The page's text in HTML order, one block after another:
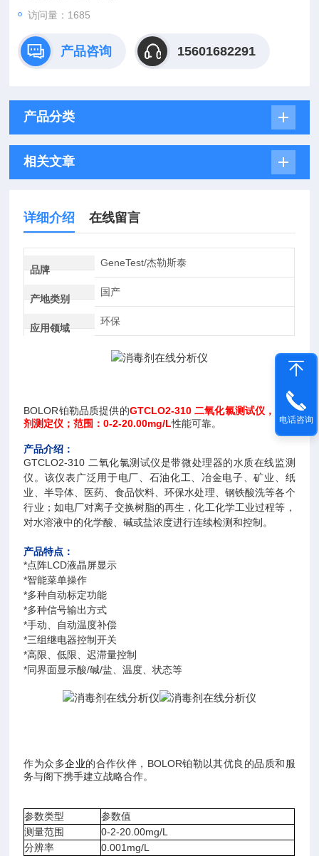
访问量：1685
产品咨询 15601682291
产品分类
相关文章
详细介绍 在线留言
品牌
GeneTest/杰勒斯泰
产地类别
国产
应用领域
环保
BOLOR铂勒品质提供的GTCLO2-310 二氧化氯测试仪，消毒
剂测定仪；范围：0-2-20.00mg/L性能可靠。
产品介绍：
GTCLO2-310 二氧化氯测试仪是带微处理器的水质在线监测
仪。该仪表广泛用于电厂、石油化工、冶金电子、矿业、纸
业、半导体、医药、食品饮料、环保水处理、钢铁酸洗等各个
行业；如电厂对离子交换树脂的再生，化工化学工业过程等，
对水溶液中的化学酸、碱或盐浓度进行连续检测和控制。
产品特点：
*点阵LCD液晶屏显示
*智能菜单操作
*多种自动标定功能
*多种信号输出方式
*手动、自动温度补偿
*三组继电器控制开关
*高限、低限、迟滞量控制
*同界面显示酸/碱/盐、温度、状态等
作为众多企业的合作伙伴，BOLOR铂勒以其优良的品质和服
务与阁下携手建立战略合作。
参数类型
参数值
测量范围
0-2-20.00mg/L
分辨率
0.001mg/L
电话咨询